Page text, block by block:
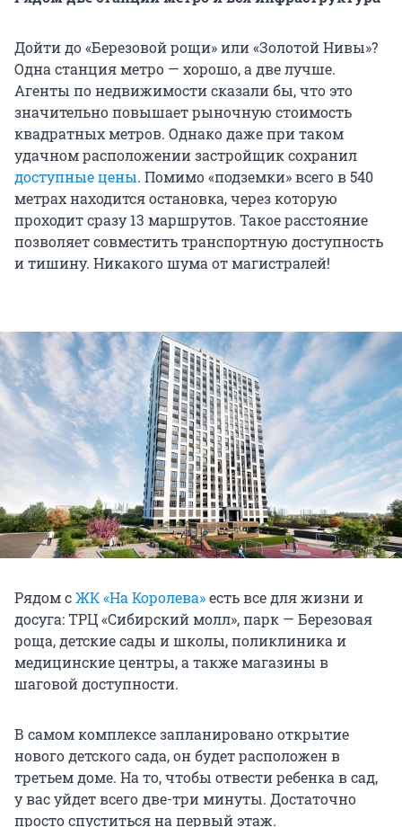
Дойти до «Березовой рощи» или «Золотой Нивы»?
Одна станция метро — хорошо, а две лучше.
Агенты по недвижимости сказали бы, что это
значительно повышает рыночную стоимость
квадратных метров. Однако даже при таком
удачном расположении застройщик сохранил
доступные цены. Помимо «подземки» всего в 540
метрах находится остановка, через которую
проходит сразу 13 маршрутов. Такое расстояние
позволяет совместить транспортную доступность
и тишину. Никакого шума от магистралей!
Рядом сЖК «На Королева»есть все для жизни и
досуга: ТРЦ «Сибирский молл», парк — Березовая
роща, детские сады и школы, поликлиника и
медицинские центры, а также магазины в
шаговой доступности.
В самом комплексе запланировано открытие
нового детского сада, он будет расположен в
третьем доме. На то, чтобы отвести ребенка в сад,
у вас уйдет всего две-три минуты. Достаточно
просто спуститься на первый этаж.